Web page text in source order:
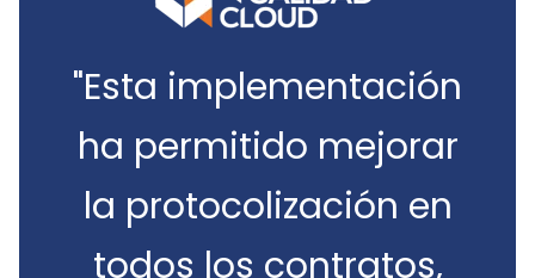
"Esta implementación
ha permitido mejorar
la protocolización en
todos los contratos,